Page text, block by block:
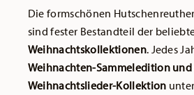
Die formschönen
sind fester Bestandteil der
Weihnachtskollektionen. Jedes
Weihnachten-Sammeledition und
Weihnachtslieder-Kollektion